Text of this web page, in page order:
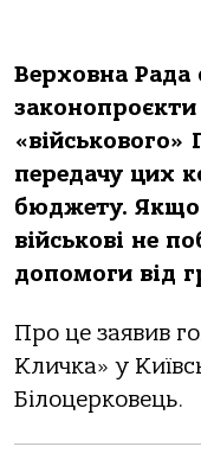
Верховна Рада
передачу цих
бюджету. Якщо
військові не
допомоги від
Про це заявив
Кличка» у
Білоцерковець.